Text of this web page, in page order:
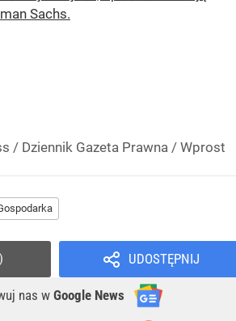
Sachs.
/ Dziennik Gazeta Prawna / Wprost
UDOSTĘPNIJ
nas w Google News